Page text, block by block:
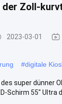
der Zoll-
2023-03-01
#digitale
super dünner
Schirm 55" Ultra